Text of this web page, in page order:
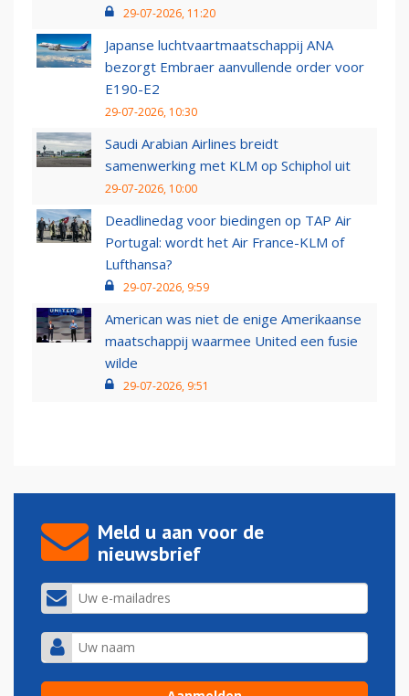
29-07-2026, 11:20
Japanse luchtvaartmaatschappij ANA
bezorgt Embraer aanvullende order voor
E190-E2
29-07-2026, 10:30
Saudi Arabian Airlines breidt
samenwerking met KLM op Schiphol uit
29-07-2026, 10:00
Deadlinedag voor biedingen op TAP Air
Portugal: wordt het Air France-KLM of
Lufthansa?
29-07-2026, 9:59
American was niet de enige Amerikaanse
maatschappij waarmee United een fusie
wilde
29-07-2026, 9:51
Meld u aan voor de
nieuwsbrief